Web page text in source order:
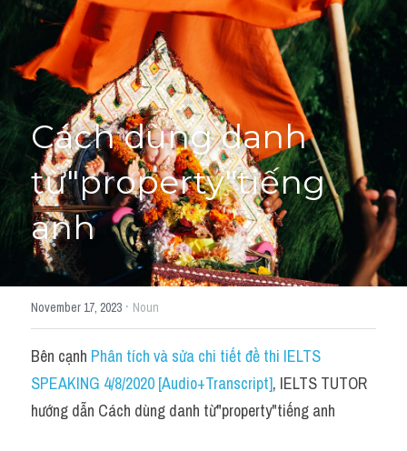
Học thử →
Cách dùng danh
từ"property"tiếng
anh
November 17, 2023 · Noun
Bên cạnh Phân tích và sửa chi tiết đề thi IELTS
SPEAKING 4/8/2020 [Audio+Transcript], IELTS TUTOR
hướng dẫn Cách dùng danh từ"property"tiếng anh